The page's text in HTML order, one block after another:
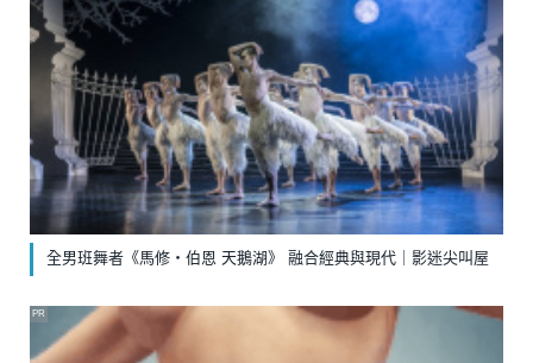
全男班舞者《馬修‧伯恩 天鵝湖》 融合經典與現代｜影迷尖叫屋
PR